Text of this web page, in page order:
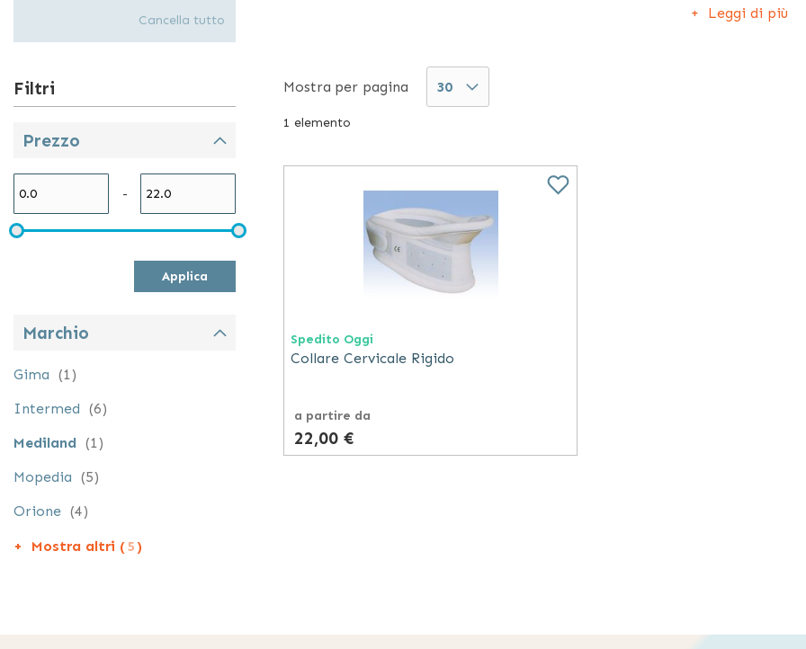
sono regolabili in altezza e imbottiti sui punti di appoggio per un
cuscini da viaggio, collari rigidi, collari morbidi per bambini, collari
sterno dorsali.
Mediland si occupa della produzione e della commercializzazione
ortopedici, come protesi, articoli per la riabilitazione e per la
catalogo di calze flebologiche: terapeutiche, riposanti e
prodotti di uso quotidiano per disabili ed anziani come carrozzine,
Leggi di più
1 elemento
Mostra per pagina
Spedito Oggi
Collare Cervicale Rigido
a partire da
22,00 €
Cancella tutto
Filtri
Prezzo
-
Applica
Marchio
Gima 1
elemento
Intermed 6
elementi
Mediland 1
elemento
Mopedia 5
elementi
Orione 4
elementi
Mostra altri (5 )